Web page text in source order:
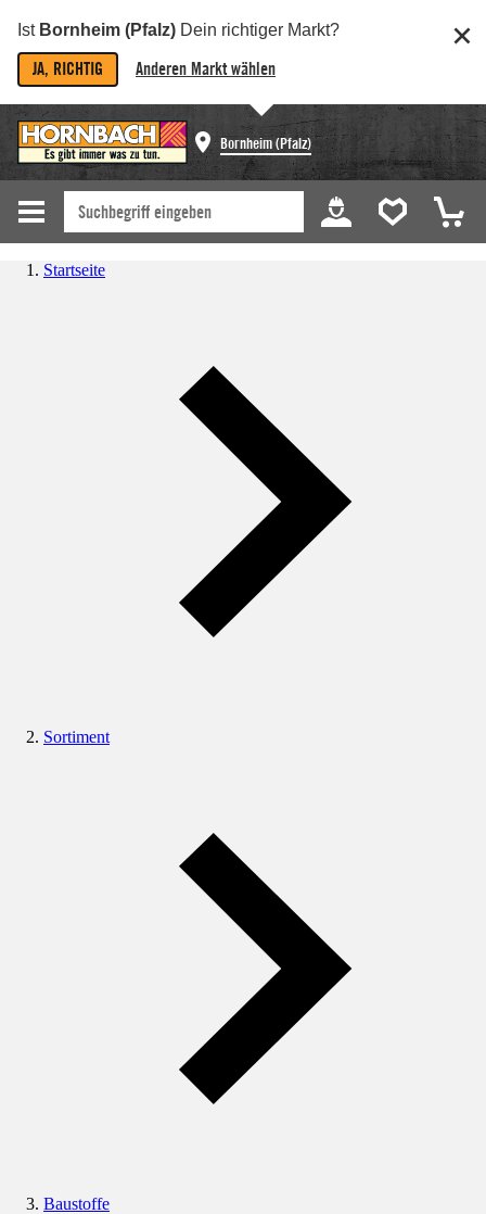
Ist Bornheim (Pfalz) Dein richtiger Markt?
JA, RICHTIG Anderen Markt wählen
Bornheim (Pfalz)
Startseite
Sortiment
Baustoffe